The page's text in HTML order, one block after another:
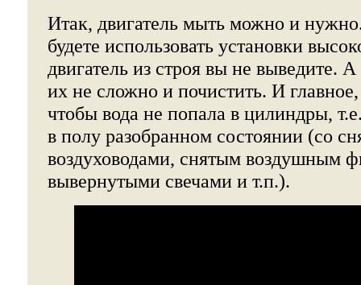
Итак, двигатель мыть можно и
будете использовать установки
двигатель из строя вы не выведите. А
их не сложно и почистить. И главное,
чтобы вода не попала в цилиндры,
в полу разобранном состоянии (со
воздуховодами, снятым воздушным
вывернутыми свечами и т.п.).